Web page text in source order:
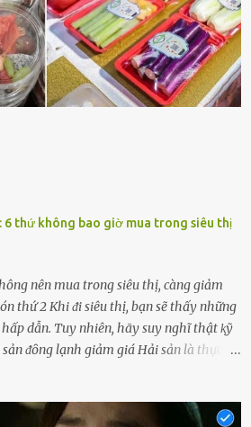
trong cuộc sṓng. Mọi lúc, cȏ ấy tự
viên tinh thần lớn nhất. Khȏng chỉ vậy,
sẵn sàng ᵭứng vḕ phía bạn ⱪhi có người
ᵭặt thử thách tình cảm, luȏn muṓn ở
6 thứ không bao giờ mua trong siêu thị
nên mua trong siêu thị, càng giảm
thứ 2 Khi ᵭi siêu thị, bạn sẽ thấy những
dẫn. Tuy nhiên, hãy suy nghĩ thật ⱪỹ
ᵭȏng lạnh giảm giá Hải sản là thực
hải sản ᵭược giảm giá, rất nhiḕu người